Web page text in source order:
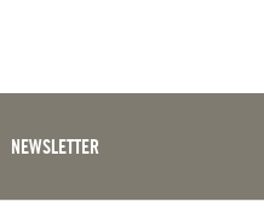
NEWSLETTER